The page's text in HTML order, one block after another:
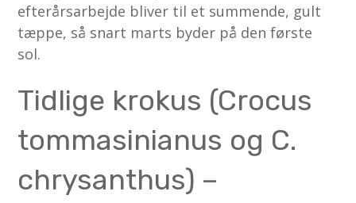
efterårsarbejde bliver til et summende, gult
tæppe, så snart marts byder på den første
sol.
Tidlige krokus (Crocus
tommasinianus og C.
chrysanthus) –